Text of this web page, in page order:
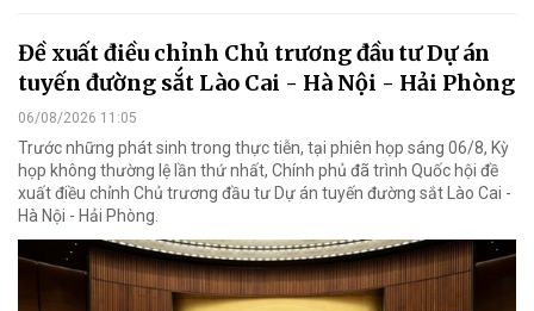
Đề xuất điều chỉnh Chủ trương đầu tư Dự án
tuyến đường sắt Lào Cai - Hà Nội - Hải Phòng
06/08/2026 11:05
Trước những phát sinh trong thực tiễn, tại phiên họp sáng 06/8, Kỳ
họp không thường lệ lần thứ nhất, Chính phủ đã trình Quốc hội đề
xuất điều chỉnh Chủ trương đầu tư Dự án tuyến đường sắt Lào Cai -
Hà Nội - Hải Phòng.